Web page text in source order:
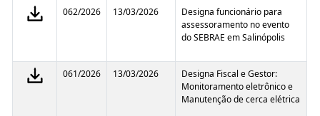
062/2026 13/03/2026
Designa funcionário para
assessoramento no evento
do SEBRAE em Salinópolis
061/2026 13/03/2026
Designa Fiscal e Gestor:
Monitoramento eletrônico e
Manutenção de cerca elétrica